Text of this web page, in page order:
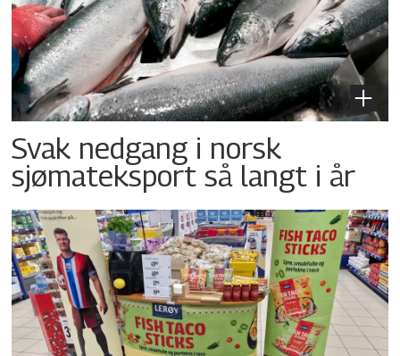
Svak nedgang i norsk
sjømateksport så langt i år